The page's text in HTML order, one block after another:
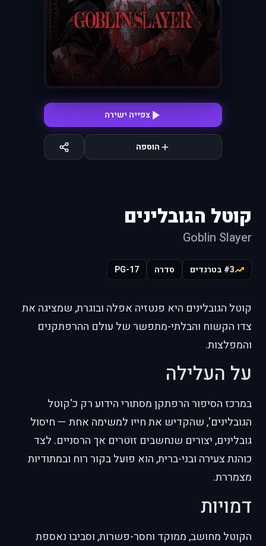
צפייה ישירה
הוספה
קוטל הגובלינים
Goblin Slayer
#3 בטרנדים סדרה PG-17
קוטל הגובלינים היא פנטזיה אפלה ובוגרת, שמציגה את
צדו הקשוח והבלתי-מתפשר של עולם ההרפתקנים
והמפלצות.
על העלילה
במרכז הסיפור הרפתקן מסתורי הידוע רק כ'קוטל
הגובלינים', שהקדיש את חייו למשימה אחת — חיסול
גובלינים, יצורים שנחשבים זוטרים אך הרסניים. לצד
כוהנת צעירה ובני-ברית, הוא פועל בקור רוח ובמתודיות
מצמררת.
דמויות
הקוטל מחושב, ממוקד וחסר-פשרות, וסביבו נאספת